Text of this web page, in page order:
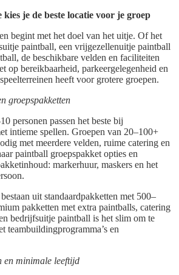
je de beste locatie voor je groep
begint met het doel van het uitje. Of het
paintball, een vrijgezellenuitje paintball
de beschikbare velden en faciliteiten
op bereikbaarheid, parkeergelegenheid en
heeft voor grotere groepen.
groepspakketten
personen passen het beste bij
intieme spellen. Groepen van 20–100+
met meerdere velden, ruime catering en
paintball groepspakket opties en
markerhuur, maskers en het
uit standaardpakketten met 500–
pakketten met extra paintballs, catering
bedrijfsuitje paintball is het slim om te
teambuildingprogramma’s en
en minimale leeftijd